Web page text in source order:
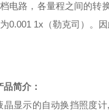
路，各量程之间的转
0.001 1x（勒克司）。
品简介：
晶显示的自动换挡照度计